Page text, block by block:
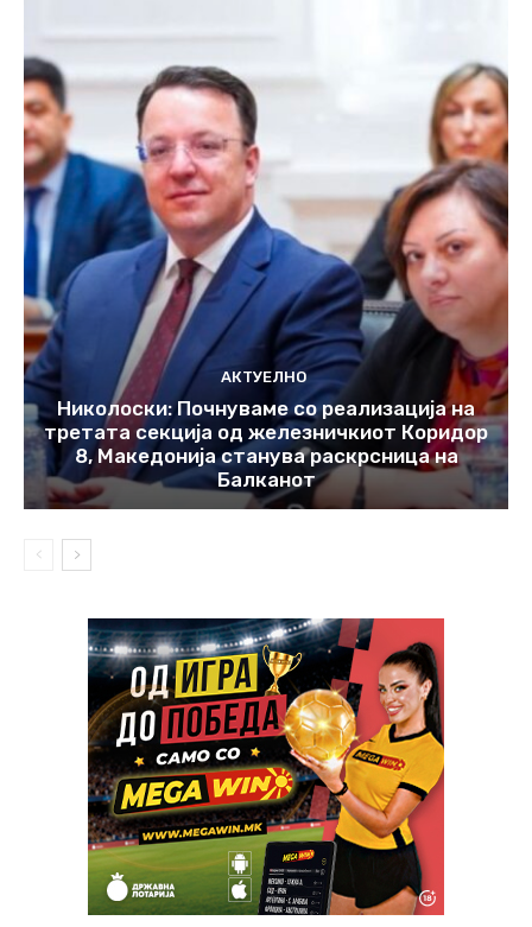
АКТУЕЛНО
Николоски: Почнуваме со реализација на
третата секција од железничкиот Коридор
8, Македонија станува раскрсница на
Балканот